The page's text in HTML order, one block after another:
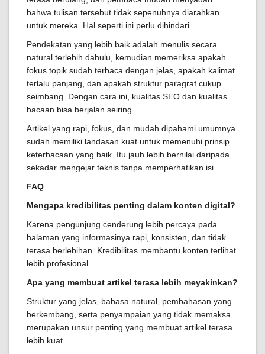
bahwa tulisan tersebut tidak sepenuhnya diarahkan
untuk mereka. Hal seperti ini perlu dihindari.
Pendekatan yang lebih baik adalah menulis secara
natural terlebih dahulu, kemudian memeriksa apakah
fokus topik sudah terbaca dengan jelas, apakah kalimat
terlalu panjang, dan apakah struktur paragraf cukup
seimbang. Dengan cara ini, kualitas SEO dan kualitas
bacaan bisa berjalan seiring.
Artikel yang rapi, fokus, dan mudah dipahami umumnya
sudah memiliki landasan kuat untuk memenuhi prinsip
keterbacaan yang baik. Itu jauh lebih bernilai daripada
sekadar mengejar teknis tanpa memperhatikan isi.
FAQ
Mengapa kredibilitas penting dalam konten digital?
Karena pengunjung cenderung lebih percaya pada
halaman yang informasinya rapi, konsisten, dan tidak
terasa berlebihan. Kredibilitas membantu konten terlihat
lebih profesional.
Apa yang membuat artikel terasa lebih meyakinkan?
Struktur yang jelas, bahasa natural, pembahasan yang
berkembang, serta penyampaian yang tidak memaksa
merupakan unsur penting yang membuat artikel terasa
lebih kuat.